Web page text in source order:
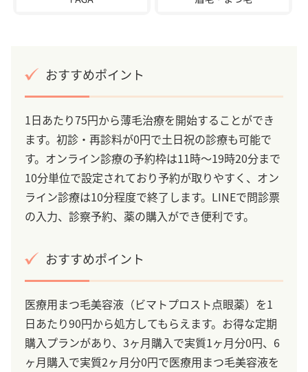
おすすめポイント
1日あたり75円から薄毛治療を開始することができ
ます。初診・再診料が0円で土日祝の診療も可能で
す。オンライン診療の予約枠は11時～19時20分まで
10分単位で設定されており予約が取りやすく、オン
ライン診療は10分程度で終了します。LINEで問診票
の入力、診察予約、薬の購入ができ便利です。
おすすめポイント
医療用まつ毛美容液（ビマトプロスト点眼薬）を1
日あたり90円から処方してもらえます。お得な定期
購入プランがあり、3ヶ月購入で実質1ヶ月分0円、6
ヶ月購入で実質2ヶ月分0円で医療用まつ毛美容液を